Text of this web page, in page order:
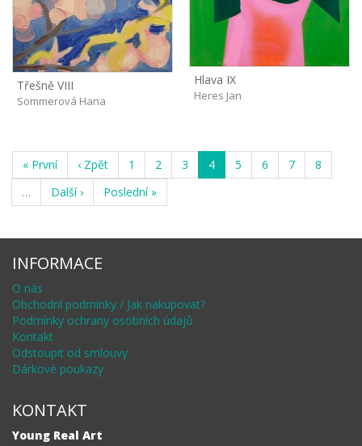
Třešně VIII
Sommerová Hana
Hlava IX
Heres Jan
« První ‹ Zpět 1 2 3 4 5 6 7
8
…
Další › Poslední »
INFORMACE
O nás
Obchodní podmínky / Jak nakupovat?
Podmínky ochrany osobních údajů
Kontakt
Odstoupit od smlouvy
Dárkové poukazy
KONTAKT
Young Real Art